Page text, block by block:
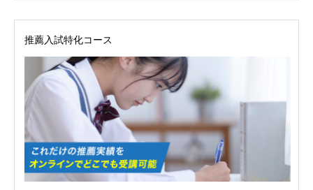
ブログ
ごあいさつ オンライン授業について 学年別コース紹介
推薦入試特化コース